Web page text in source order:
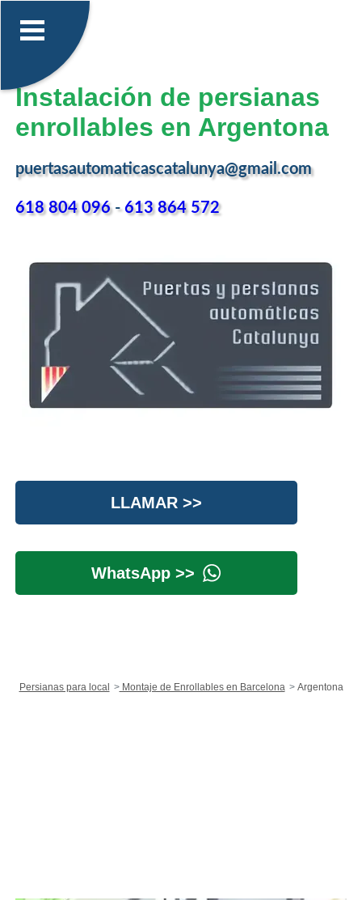
Instalación de persianas
enrollables en Argentona
puertasautomaticascatalunya@gmail.com
618 804 096 -613 864 572
LLAMAR >>
WhatsApp >>
Persianas para local Montaje de Enrollables en Barcelona Argentona